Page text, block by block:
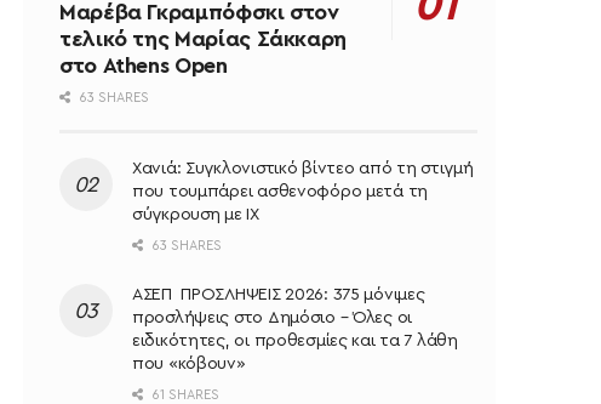
Μαρέβα Γκραμπόφσκι στον
τελικό της Μαρίας Σάκκαρη
στο Athens Open
63 SHARES
Χανιά: Συγκλονιστικό βίντεο από τη στιγμή
που τουμπάρει ασθενοφόρο μετά τη
σύγκρουση με ΙΧ
63 SHARES
ΑΣΕΠ ΠΡΟΣΛΗΨΕΙΣ 2026: 375 μόνιμες
προσλήψεις στο Δημόσιο – Όλες οι
ειδικότητες, οι προθεσμίες και τα 7 λάθη
που «κόβουν»
61 SHARES